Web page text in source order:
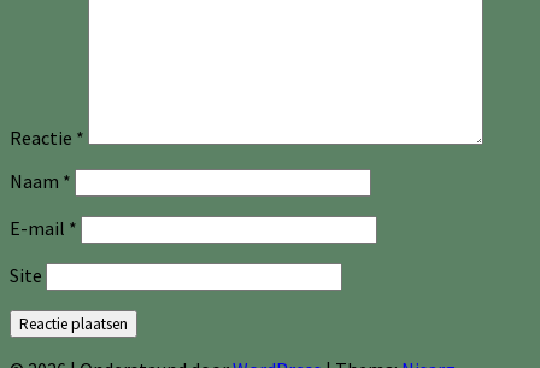
Reactie *
Naam *
E-mail *
Site